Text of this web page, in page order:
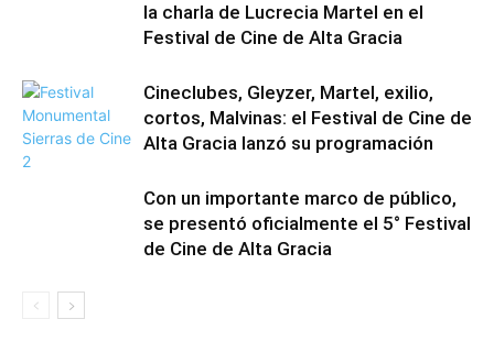
la charla de Lucrecia Martel en el
Festival de Cine de Alta Gracia
Cineclubes, Gleyzer, Martel, exilio,
cortos, Malvinas: el Festival de Cine de
Alta Gracia lanzó su programación
Con un importante marco de público,
se presentó oficialmente el 5° Festival
de Cine de Alta Gracia